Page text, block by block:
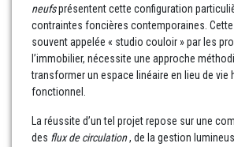
neufsprésentent cette configuration
contraintes foncières contemporaines. Cette
souvent appelée « studio couloir » par les
l’immobilier, nécessite une approche
transformer un espace linéaire en lieu de vie
fonctionnel.
La réussite d’un tel projet repose sur une
des flux de circulation, de la gestion